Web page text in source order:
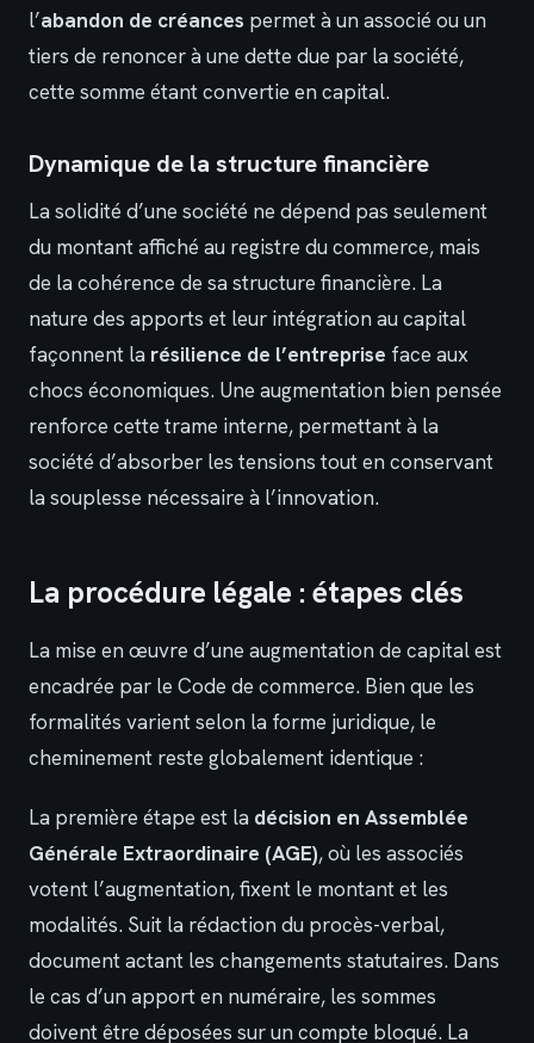
l’abandon de créances permet à un associé ou un
tiers de renoncer à une dette due par la société,
cette somme étant convertie en capital.
Dynamique de la structure financière
La solidité d’une société ne dépend pas seulement
du montant affiché au registre du commerce, mais
de la cohérence de sa structure financière. La
nature des apports et leur intégration au capital
façonnent la résilience de l’entreprise face aux
chocs économiques. Une augmentation bien pensée
renforce cette trame interne, permettant à la
société d’absorber les tensions tout en conservant
la souplesse nécessaire à l’innovation.
La procédure légale : étapes clés
La mise en œuvre d’une augmentation de capital est
encadrée par le Code de commerce. Bien que les
formalités varient selon la forme juridique, le
cheminement reste globalement identique :
La première étape est la décision en Assemblée
Générale Extraordinaire (AGE), où les associés
votent l’augmentation, fixent le montant et les
modalités. Suit la rédaction du procès-verbal,
document actant les changements statutaires. Dans
le cas d’un apport en numéraire, les sommes
doivent être déposées sur un compte bloqué. La